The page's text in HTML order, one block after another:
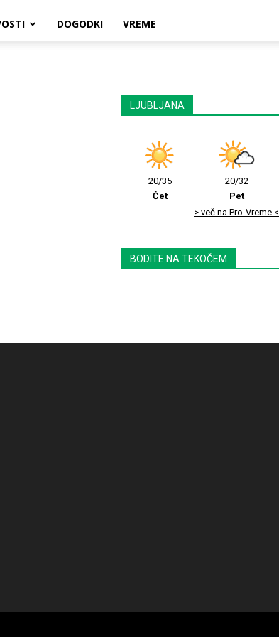
DOGODKI VREME
LJUBLJANA
20/35
Čet
20/32
Pet
> več na Pro-Vreme <
BODITE NA TEKOČEM